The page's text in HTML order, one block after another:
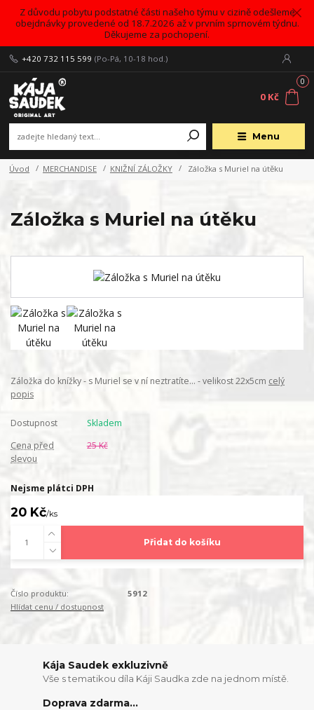
Z důvodu pobytu podstatné části našeho týmu v cizině odešleme
obejdnávky provedené od 18.7.2026 až v prvním sprnovém týdnu.
Děkujeme za pochopení.
Menu
+420 732 115 599 (Po-Pá, 10-18 hod.)
0
0 Kč
Úvod MERCHANDISE KNIŽNÍ ZÁLOŽKY Záložka s Muriel na útěku
Záložka s Muriel na útěku
Záložka do knížky - s Muriel se v ní neztratíte... - velikost 22x5cm celý
popis
Dostupnost
Skladem
Cena před
slevou
25 Kč
Nejsme plátci DPH
20 Kč/ks
Přidat do košíku
Číslo produktu:
5912
Hlídat cenu / dostupnost
Kája Saudek exkluzivně
Vše s tematikou díla Káji Saudka zde na jednom místě.
Doprava zdarma...